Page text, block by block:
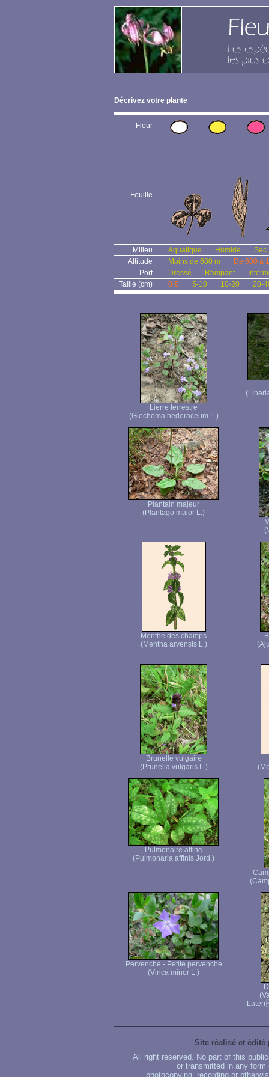
Décrivez votre plante
Fleur
Feuille
Milieu Aquatique Humide
Sec
Altitude
Moins de 600 m
De 600 à
Port
Dressé Rampant
Taille (cm)
0-5 5-10 10-20 20-
Lierre terrestre
(Glechoma hederaceum L.)
Plantain majeur
(Plantago major L.)
Menthe des champs
(Mentha arvensis L.)
Brunelle vulgaire
(Prunella vulgaris L.)
Pulmonaire affine
(Pulmonaria affinis Jord.)
Pervenche - Petite pervenche
(Vinca minor L.)
Site réalisé et édité
All right reserved. No part of this
or transmitted in any
photocopying, recording or